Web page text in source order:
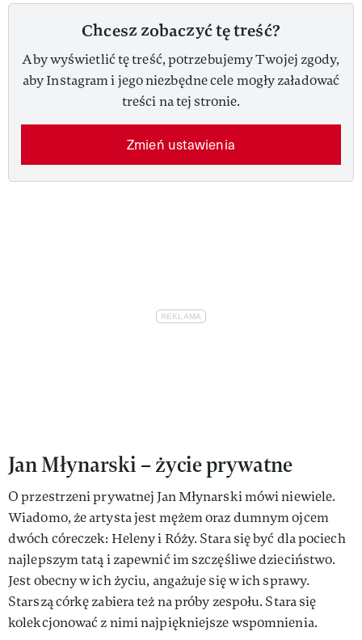
Chcesz zobaczyć tę treść?
Aby wyświetlić tę treść, potrzebujemy Twojej zgody,
aby Instagram i jego niezbędne cele mogły załadować
treści na tej stronie.
Zmień ustawienia
Jan Młynarski – życie prywatne
O przestrzeni prywatnej Jan Młynarski mówi niewiele.
Wiadomo, że artysta jest mężem oraz dumnym ojcem
dwóch córeczek: Heleny i Róży. Stara się być dla pociech
najlepszym tatą i zapewnić im szczęśliwe dzieciństwo.
Jest obecny w ich życiu, angażuje się w ich sprawy.
Starszą córkę zabiera też na próby zespołu. Stara się
kolekcjonować z nimi najpiękniejsze wspomnienia.